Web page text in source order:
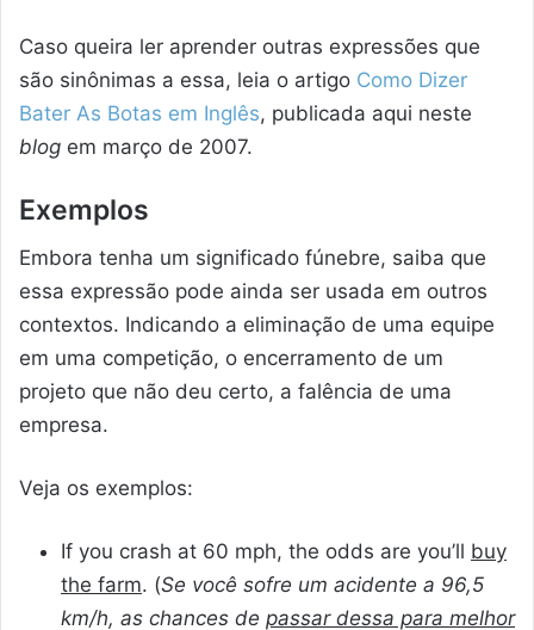
Caso queira ler aprender outras expressões que
são sinônimas a essa, leia o artigo Como Dizer
Bater As Botas em Inglês, publicada aqui neste
blog em março de 2007.
Exemplos
Embora tenha um significado fúnebre, saiba que
essa expressão pode ainda ser usada em outros
contextos. Indicando a eliminação de uma equipe
em uma competição, o encerramento de um
projeto que não deu certo, a falência de uma
empresa.
Veja os exemplos:
If you crash at 60 mph, the odds are you’ll buy
the farm. (Se você sofre um acidente a 96,5
km/h, as chances de passar dessa para melhor